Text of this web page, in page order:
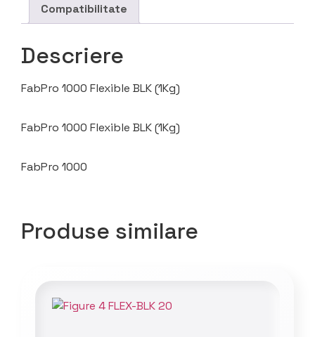
Compatibilitate
Descriere
FabPro 1000 Flexible BLK (1Kg)
FabPro 1000 Flexible BLK (1Kg)
FabPro 1000
Produse similare